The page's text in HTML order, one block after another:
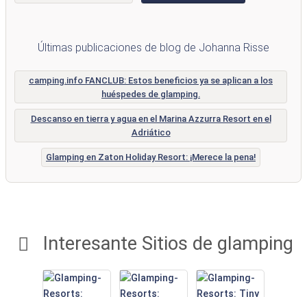
Interesante Sitios de glamping
Últimas publicaciones de blog de Johanna Risse
camping.info FANCLUB: Estos beneficios ya se aplican a los
huéspedes de glamping.
Descanso en tierra y agua en el Marina Azzurra Resort en el
Adriático
Glamping en Zaton Holiday Resort: ¡Merece la pena!